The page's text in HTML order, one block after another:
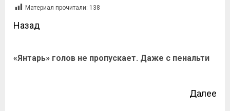
Материал прочитали: 138
Назад
«Янтарь» голов не пропускает. Даже с пенальти
Далее